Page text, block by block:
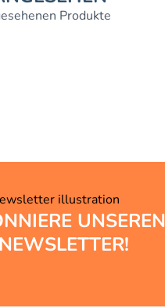
Produkte
UNSEREN
NEWSLETTER!